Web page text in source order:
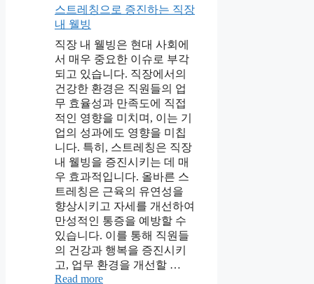
스트레칭으로 증진하는 직장
내 웰빙
직장 내 웰빙은 현대 사회에
서 매우 중요한 이슈로 부각
되고 있습니다. 직장에서의
건강한 환경은 직원들의 업
무 효율성과 만족도에 직접
적인 영향을 미치며, 이는 기
업의 성과에도 영향을 미칩
니다. 특히, 스트레칭은 직장
내 웰빙을 증진시키는 데 매
우 효과적입니다. 올바른 스
트레칭은 근육의 유연성을
향상시키고 자세를 개선하여
만성적인 통증을 예방할 수
있습니다. 이를 통해 직원들
의 건강과 행복을 증진시키
고, 업무 환경을 개선할 …
Read more